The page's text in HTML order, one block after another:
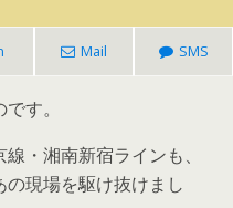
Mail SMS
す。
・湘南新宿ラインも、
現場を駆け抜けまし